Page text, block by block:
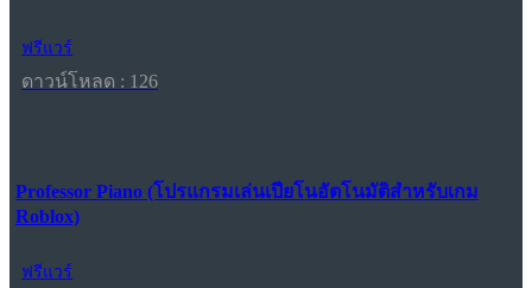
ฟรีแวร์
ดาวน์โหลด : 126
Professor Piano (โปรแกรมเล่นเปียโนอัตโนมัติสำหรับเกม
Roblox)
ฟรีแวร์